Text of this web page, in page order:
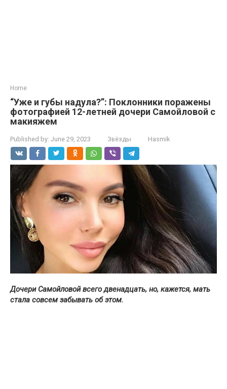
Home
“Уже и губы надула?”: Поклонники поражены
фотографией 12-летней дочери Самойловой с
макияжем
Published by: June 29, 2023 Звёзды Hasmik
Дочери Самойловой всего двенадцать, но, кажется, мать
стала совсем забывать об этом.